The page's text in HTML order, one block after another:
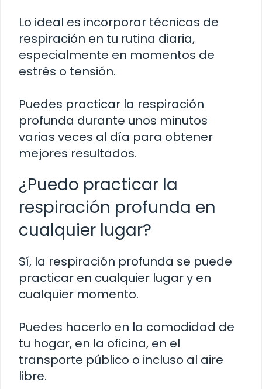
Lo ideal es incorporar técnicas de
respiración en tu rutina diaria,
especialmente en momentos de
estrés o tensión.
Puedes practicar la respiración
profunda durante unos minutos
varias veces al día para obtener
mejores resultados.
¿Puedo practicar la
respiración profunda en
cualquier lugar?
Sí, la respiración profunda se puede
practicar en cualquier lugar y en
cualquier momento.
Puedes hacerlo en la comodidad de
tu hogar, en la oficina, en el
transporte público o incluso al aire
libre.